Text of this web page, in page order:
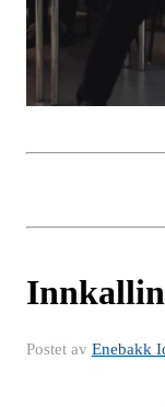
Postet av Enebakk